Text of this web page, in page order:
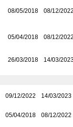
08/05/2018 08/12/
05/04/2018 08/12/
26/03/2018 14/03/
09/12/2022 14/03/2023
05/04/2018 08/12/2022